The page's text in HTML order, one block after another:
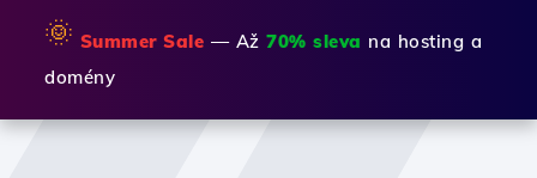
🌞 Summer Sale — Až 70% sleva na hosting a
domény